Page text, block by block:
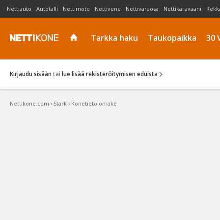
Nettiauto Autotalli Nettimoto Nettivene Nettivaraosa Nettikaravaani
Tarkka haku Taukopaikka 30
Kirjaudu sisään tai lue lisää rekisteröitymisen eduista
Nettikone.com › Stark › Konetietolomake